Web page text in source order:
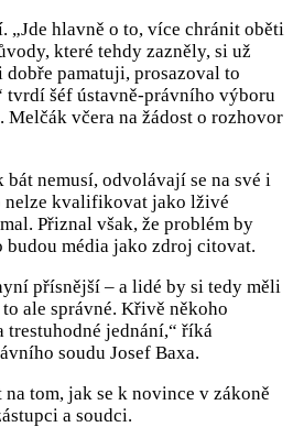
„Jde hlavně o to, více chránit oběti
které tehdy zazněly, si už
pamatuji, prosazoval to
tvrdí šéf ústavně-právního výboru
Melčák včera na žádost o rozhovor
nemusí, odvolávají se na své i
nelze kvalifikovat jako lživé
Přiznal však, že problém by
média jako zdroj citovat.
přísnější – a lidé by si tedy měli
ale správné. Křivě někoho
trestuhodné jednání,“ říká
soudu Josef Baxa.
tom, jak se k novince v zákoně
a soudci.